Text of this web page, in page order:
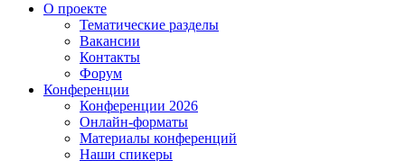
О проекте
Тематические разделы
Вакансии
Контакты
Форум
Конференции
Конференции 2026
Онлайн-форматы
Материалы конференций
Наши спикеры